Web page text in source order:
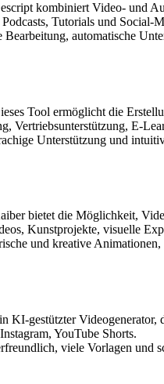
kombiniert Video- und
Tutorials und Social-
Bearbeitung, automatische
Tool ermöglicht die
Vertriebsunterstützung, E-
Unterstützung und
bietet die Möglichkeit,
Kunstprojekte, visuelle
und kreative
KI-gestützter Videogenerator,
YouTube Shorts.
viele Vorlagen und